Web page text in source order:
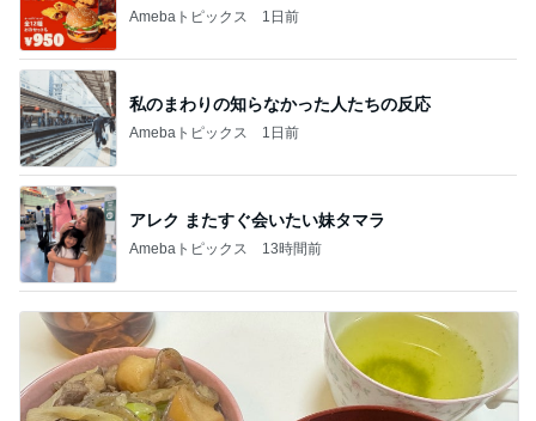
Amebaトピックス 1日前
私のまわりの知らなかった人たちの反応
Amebaトピックス 1日前
アレク またすぐ会いたい妹タマラ
Amebaトピックス 13時間前